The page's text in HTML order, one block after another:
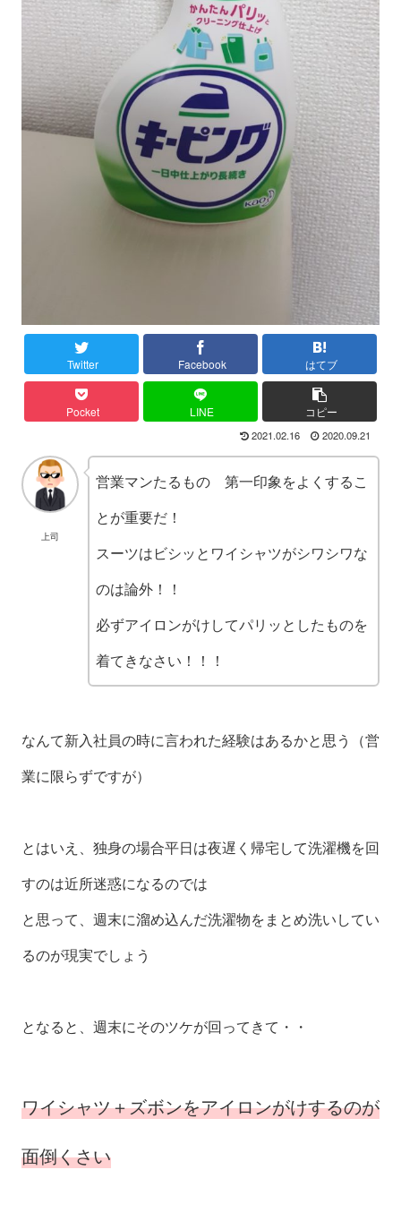
Twitter Facebook はてブ
Pocket LINE コピー
2021.02.16 2020.09.21
上司
営業マンたるもの 第一印象をよくするこ
とが重要だ！
スーツはビシッとワイシャツがシワシワな
のは論外！！
必ずアイロンがけしてパリッとしたものを
着てきなさい！！！
なんて新入社員の時に言われた経験はあるかと思う（営
業に限らずですが）
とはいえ、独身の場合平日は夜遅く帰宅して洗濯機を回
すのは近所迷惑になるのでは
と思って、週末に溜め込んだ洗濯物をまとめ洗いしてい
るのが現実でしょう
となると、週末にそのツケが回ってきて・・
ワイシャツ＋ズボンをアイロンがけするのが
面倒くさい